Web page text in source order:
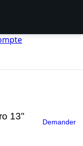
13"
Demander